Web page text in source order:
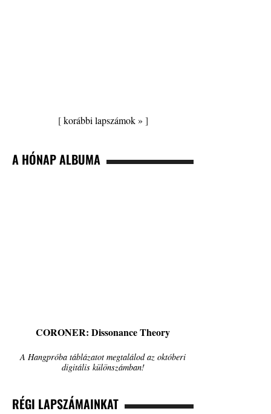
[korábbi lapszámok » ]
A HÓNAP ALBUMA
CORONER: Dissonance Theory
A Hangpróba táblázatot megtalálod az októberi
digitális különszámban!
RÉGI LAPSZÁMAINKAT